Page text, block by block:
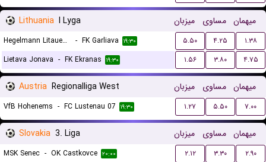
Lithuania I Lyga میزبان مساوی میهمان
Hegelmann Litauen II - FK Garliava ۱۹:۳۰ ۵.۵۰ ۴.۲۵
۱.۳۸
Lietava Jonava - FK Ekranas ۱۹:۳۰ ۱.۵۶ ۳.۸۰ ۴.۷۵
Austria Regionalliga West میزبان مساوی میهمان
VfB Hohenems - FC Lustenau 07 ۱۹:۳۰ ۱.۲۷ ۵.۵۰ ۷.۰۰
Slovakia 3. Liga میزبان مساوی میهمان
MSK Senec - OK Castkovce ۲۰:۰۰ ۲.۱۲ ۳.۳۰ ۲.۹۰